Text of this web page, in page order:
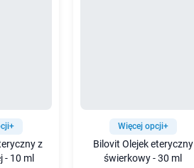
z
- 10 ml
Więcej opcji+
Bilovit Olejek eteryczny
świerkowy - 30 ml